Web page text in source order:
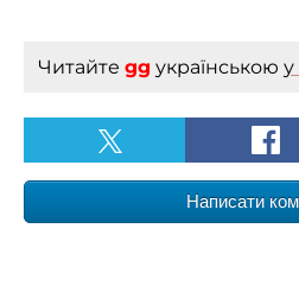
Читайте gg українською у
Написати